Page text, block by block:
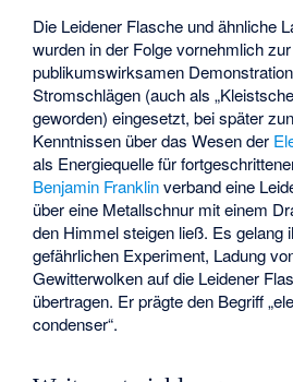
Die Leidener Flasche und ähnliche
wurden in der Folge vornehmlich zur
publikumswirksamen
Stromschlägen (auch als
geworden) eingesetzt, bei später
Kenntnissen über das Wesen der
als Energiequelle für
Benjamin Franklinverband eine
über eine Metallschnur mit einem
den Himmel steigen ließ. Es gelang
gefährlichen Experiment, Ladung
Gewitterwolken auf die Leidener
übertragen. Er prägte den Begriff „
condenser“.